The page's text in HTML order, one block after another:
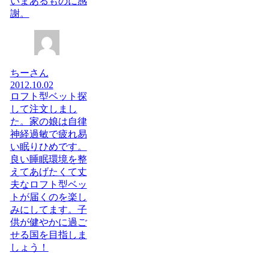
謝。
ちーさん
2012.10.02
ロフト型ベット探
して注文しまし
た。家の娘は自律
神経過敏で疲れ易
い眠りひめです。
良い睡眠環境を整
えてあげたくて丈
夫なロフト型ベッ
トが届くのを楽し
みにしてます。子
供が健やかに過ご
せる国を目指しま
しょう！